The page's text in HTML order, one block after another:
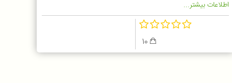
اطلاعات بیشتر...
10